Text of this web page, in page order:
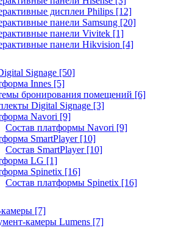
дисплеи Philips [12]
панели Samsung [20]
панели Vivitek [1]
панели Hikvision [4]
Signage [50]
Innes [5]
бронирования помещений [6]
Digital Signage [3]
Navori [9]
Состав платформы Navori [9]
SmartPlayer [10]
Состав SmartPlayer [10]
LG [1]
Spinetix [16]
Состав платформы Spinetix [16]
[7]
камеры Lumens [7]